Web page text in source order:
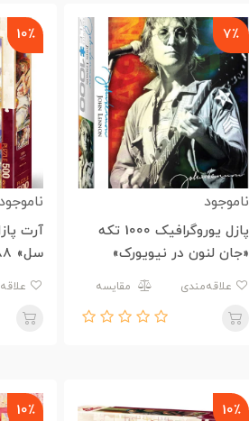
7٪
ناموجود
پازل یوروگرافیک 1000 تکه
«جان لنون در نیویورک»
0808-6000
مقایسه
10٪
ناموجود
سل» 5088
10٪ 10٪